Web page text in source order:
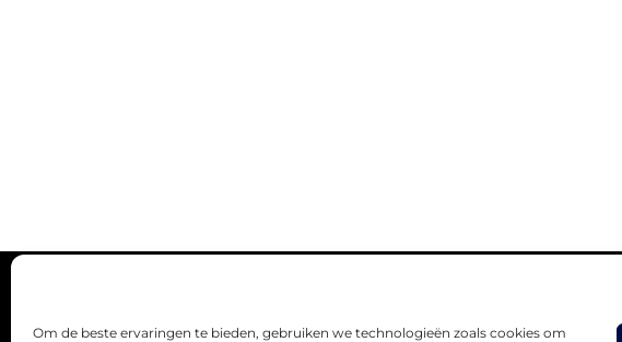
Om de beste ervaringen te bieden, gebruiken we technologieën zoals cookies om